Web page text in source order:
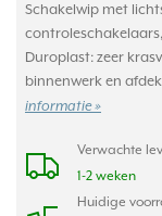
Schakelwip met
Duroplast: zeer
binnenwerk en
informatie »
Verwachte
1-2 weken
Huidige